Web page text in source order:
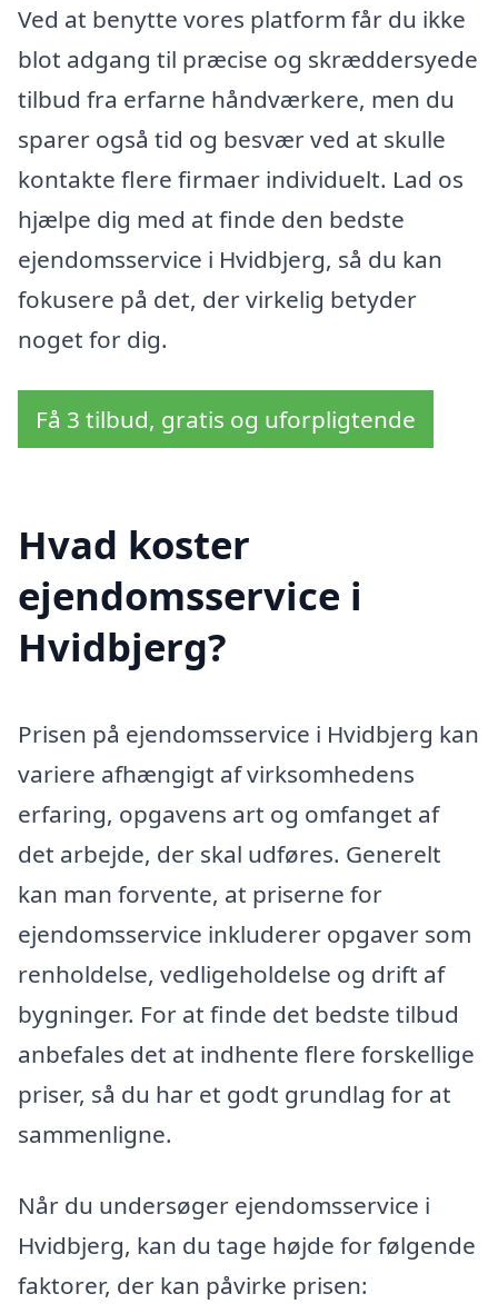
Ved at benytte vores platform får du ikke
blot adgang til præcise og skræddersyede
tilbud fra erfarne håndværkere, men du
sparer også tid og besvær ved at skulle
kontakte flere firmaer individuelt. Lad os
hjælpe dig med at finde den bedste
ejendomsservice i Hvidbjerg, så du kan
fokusere på det, der virkelig betyder
noget for dig.
Få 3 tilbud, gratis og uforpligtende
Hvad koster
ejendomsservice i
Hvidbjerg?
Prisen på ejendomsservice i Hvidbjerg kan
variere afhængigt af virksomhedens
erfaring, opgavens art og omfanget af
det arbejde, der skal udføres. Generelt
kan man forvente, at priserne for
ejendomsservice inkluderer opgaver som
renholdelse, vedligeholdelse og drift af
bygninger. For at finde det bedste tilbud
anbefales det at indhente flere forskellige
priser, så du har et godt grundlag for at
sammenligne.
Når du undersøger ejendomsservice i
Hvidbjerg, kan du tage højde for følgende
faktorer, der kan påvirke prisen: